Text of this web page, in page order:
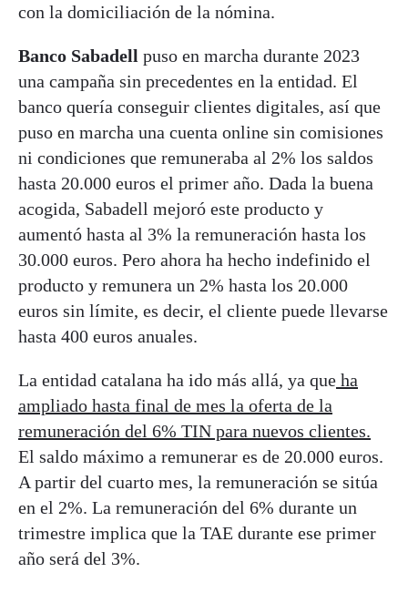
con la domiciliación de la nómina.
Banco Sabadell puso en marcha durante 2023
una campaña sin precedentes en la entidad. El
banco quería conseguir clientes digitales, así que
puso en marcha una cuenta online sin comisiones
ni condiciones que remuneraba al 2% los saldos
hasta 20.000 euros el primer año. Dada la buena
acogida, Sabadell mejoró este producto y
aumentó hasta al 3% la remuneración hasta los
30.000 euros. Pero ahora ha hecho indefinido el
producto y remunera un 2% hasta los 20.000
euros sin límite, es decir, el cliente puede llevarse
hasta 400 euros anuales.
La entidad catalana ha ido más allá, ya que ha
ampliado hasta final de mes la oferta de la
remuneración del 6% TIN para nuevos clientes.
El saldo máximo a remunerar es de 20.000 euros.
A partir del cuarto mes, la remuneración se sitúa
en el 2%. La remuneración del 6% durante un
trimestre implica que la TAE durante ese primer
año será del 3%.